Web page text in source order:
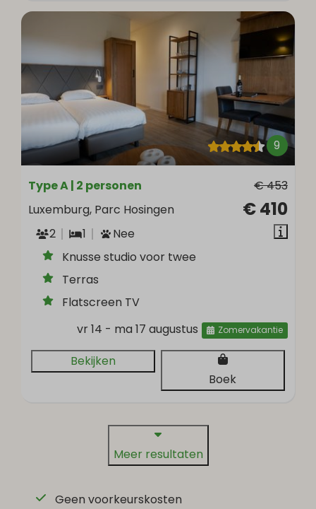
9
€ 453
€ 410
Type A | 2 personen
Luxemburg, Parc Hosingen
2
1
Nee
Knusse studio voor twee
Terras
Flatscreen TV
vr 14 - ma 17 augustus
Zomervakantie
Bekijken
Boek
Meer resultaten
Geen voorkeurskosten